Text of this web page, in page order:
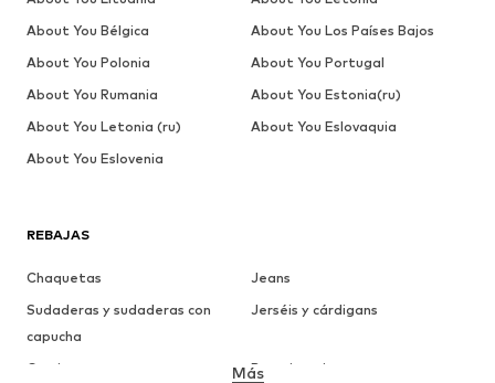
REBAJAS
Chaquetas
Jeans
Sudaderas y sudaderas con
capucha
Jerséis y cárdigans
Camisetas
Ropa interior
Más
About You Bélgica
About You Los Países Bajos
About You Polonia
About You Portugal
About You Rumania
About You Estonia(ru)
About You Letonia (ru)
About You Eslovaquia
About You Eslovenia